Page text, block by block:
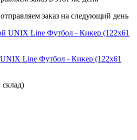
отправляем заказ на следующий день
Line Футбол - Кикер (122х61